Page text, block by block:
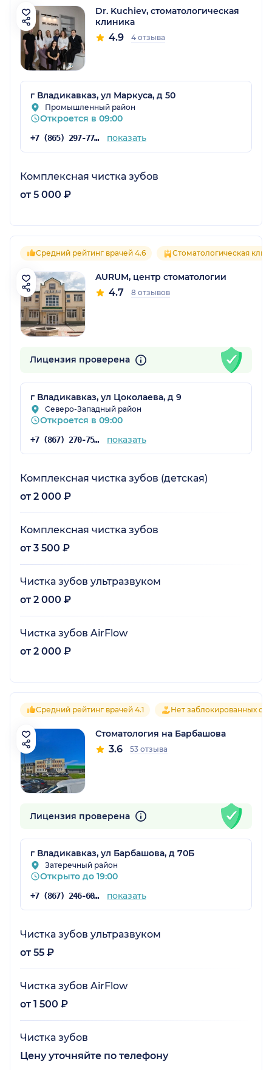
Dr. Kuchiev, стоматологическая
клиника
4.9 4 отзыва
г Владикавказ, ул Маркуса, д 50
Промышленный район
Откроется в 09:00
+7 (865) 297-77-63 показать
Комплексная чистка зубов
от 5 000 ₽
Средний рейтинг врачей 4.6 Стоматологическая
AURUM, центр стоматологии
4.7 8 отзывов
Лицензия проверена
г Владикавказ, ул Цоколаева, д 9
Северо-Западный район
Откроется в 09:00
+7 (867) 270-75-73 показать
Комплексная чистка зубов (детская)
от 2 000 ₽
Комплексная чистка зубов
от 3 500 ₽
Чистка зубов ультразвуком
от 2 000 ₽
Чистка зубов AirFlow
от 2 000 ₽
Средний рейтинг врачей 4.1 Нет заблокированных
Стоматология на Барбашова
3.6 53 отзыва
Лицензия проверена
г Владикавказ, ул Барбашова, д 70Б
Затеречный район
Открыто до 19:00
+7 (867) 246-60-68 показать
Чистка зубов ультразвуком
от 55 ₽
Чистка зубов AirFlow
от 1 500 ₽
Чистка зубов
Цену уточняйте по телефону